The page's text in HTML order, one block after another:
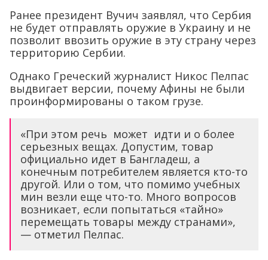
Ранее президент Вучич заявлял, что Сербия
не будет отправлять оружие в Украину и не
позволит ввозить оружие в эту страну через
территорию Сербии.
Однако Греческий журналист Никос Пелпас
выдвигает версии, почему Афины не были
проинформированы о таком грузе.
«При этом речь может идти и о более
серьезных вещах. Допустим, товар
официально идет в Бангладеш, а
конечным потребителем является кто-то
другой. Или о том, что помимо учебных
мин везли еще что-то. Много вопросов
возникает, если попытаться «тайно»
перемещать товары между странами»,
— отметил Пелпас.